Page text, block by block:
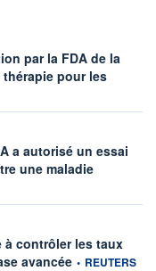
par la FDA de la
thérapie pour les
a autorisé un essai
une maladie
à contrôler les taux
avancée information
• REUTERS